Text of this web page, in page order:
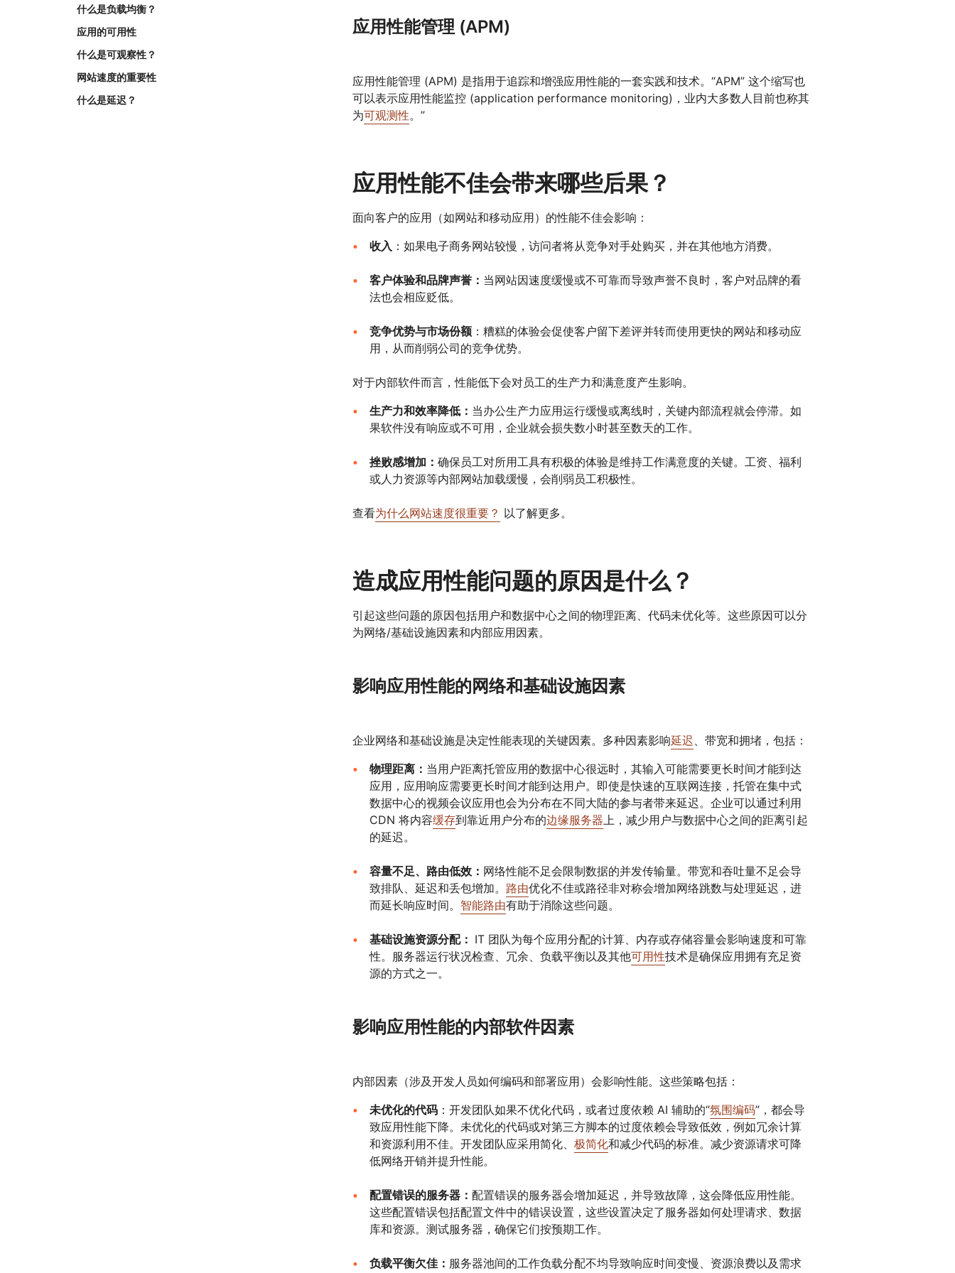
什么是负载均衡？
应用的可用性
什么是可观察性？
网站速度的重要性
什么是延迟？
应用性能管理 (APM)
应用性能管理 (APM) 是指用于追踪和增强应用性能的一套实践和技术。“APM” 这个缩写也
可以表示应用性能监控 (application performance monitoring)，业内大多数人目前也称其
为可观测性。”
应用性能不佳会带来哪些后果？
面向客户的应用（如网站和移动应用）的性能不佳会影响：
收入 ：如果电子商务网站较慢，访问者将从竞争对手处购买，并在其他地方消费。
客户体验和品牌声誉： 当网站因速度缓慢或不可靠而导致声誉不良时，客户对品牌的看
法也会相应贬低。
竞争优势与市场份额：糟糕的体验会促使客户留下差评并转而使用更快的网站和移动应
用，从而削弱公司的竞争优势。
对于内部软件而言，性能低下会对员工的生产力和满意度产生影响。
生产力和效率降低： 当办公生产力应用运行缓慢或离线时，关键内部流程就会停滞。如
果软件没有响应或不可用，企业就会损失数小时甚至数天的工作。
挫败感增加： 确保员工对所用工具有积极的体验是维持工作满意度的关键。工资、福利
或人力资源等内部网站加载缓慢，会削弱员工积极性。
查看为什么网站速度很重要？ 以了解更多。
造成应用性能问题的原因是什么？
引起这些问题的原因包括用户和数据中心之间的物理距离、代码未优化等。这些原因可以分
为网络/基础设施因素和内部应用因素。
影响应用性能的网络和基础设施因素
企业网络和基础设施是决定性能表现的关键因素。多种因素影响延迟、带宽和拥堵，包括：
物理距离： 当用户距离托管应用的数据中心很远时，其输入可能需要更长时间才能到达
应用，应用响应需要更长时间才能到达用户。即使是快速的互联网连接，托管在集中式
数据中心的视频会议应用也会为分布在不同大陆的参与者带来延迟。企业可以通过利用
CDN 将内容缓存到靠近用户分布的边缘服务器上，减少用户与数据中心之间的距离引起
的延迟。
容量不足、路由低效： 网络性能不足会限制数据的并发传输量。带宽和吞吐量不足会导
致排队、延迟和丢包增加。 路由优化不佳或路径非对称会增加网络跳数与处理延迟，进
而延长响应时间。 智能路由有助于消除这些问题。
基础设施资源分配： IT 团队为每个应用分配的计算、内存或存储容量会影响速度和可靠
性。服务器运行状况检查、冗余、负载平衡以及其他可用性技术是确保应用拥有充足资
源的方式之一。
影响应用性能的内部软件因素
内部因素（涉及开发人员如何编码和部署应用）会影响性能。这些策略包括：
未优化的代码：开发团队如果不优化代码，或者过度依赖 AI 辅助的“氛围编码”，都会导
致应用性能下降。未优化的代码或对第三方脚本的过度依赖会导致低效，例如冗余计算
和资源利用不佳。开发团队应采用简化、 极简化和减少代码的标准。减少资源请求可降
低网络开销并提升性能。
配置错误的服务器： 配置错误的服务器会增加延迟，并导致故障，这会降低应用性能。
这些配置错误包括配置文件中的错误设置，这些设置决定了服务器如何处理请求、数据
库和资源。测试服务器，确保它们按预期工作。
负载平衡欠佳： 服务器池间的工作负载分配不均导致响应时间变慢、资源浪费以及需求